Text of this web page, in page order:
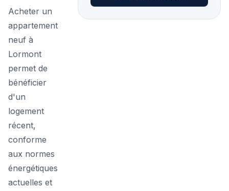
Acheter un
appartement
neuf à
Lormont
permet de
bénéficier
d'un
logement
récent,
conforme
aux normes
énergétiques
actuelles et